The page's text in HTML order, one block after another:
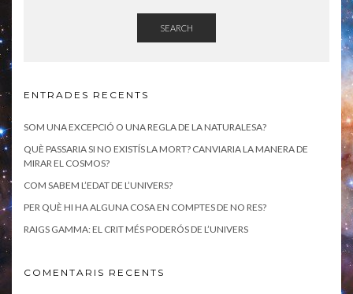
SEARCH
ENTRADES RECENTS
SOM UNA EXCEPCIÓ O UNA REGLA DE LA NATURALESA?
QUÈ PASSARIA SI NO EXISTÍS LA MORT? CANVIARIA LA MANERA DE
MIRAR EL COSMOS?
COM SABEM L’EDAT DE L’UNIVERS?
PER QUÈ HI HA ALGUNA COSA EN COMPTES DE NO RES?
RAIGS GAMMA: EL CRIT MÉS PODERÓS DE L’UNIVERS
COMENTARIS RECENTS